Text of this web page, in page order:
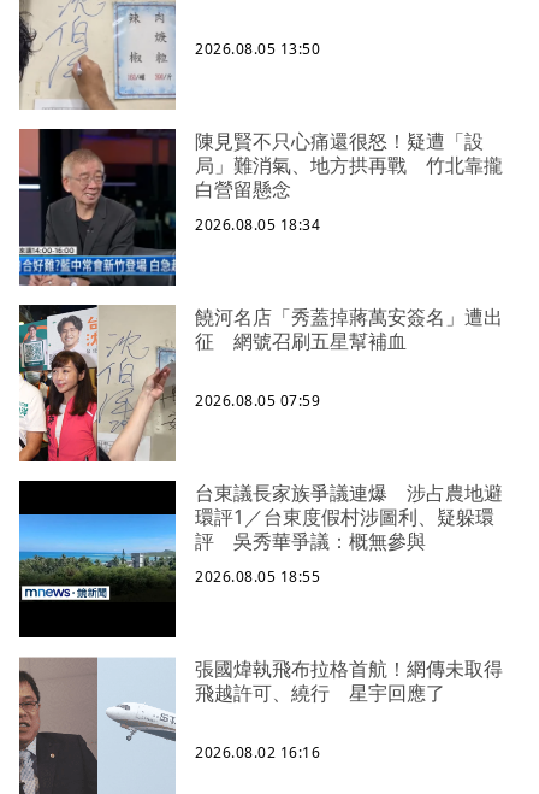
2026.08.05 13:50
陳見賢不只心痛還很怒！疑遭「設
局」難消氣、地方拱再戰 竹北靠攏
白營留懸念
2026.08.05 18:34
饒河名店「秀蓋掉蔣萬安簽名」遭出
征 網號召刷五星幫補血
2026.08.05 07:59
台東議長家族爭議連爆 涉占農地避
環評1／台東度假村涉圖利、疑躲環
評 吳秀華爭議：概無參與
2026.08.05 18:55
張國煒執飛布拉格首航！網傳未取得
飛越許可、繞行 星宇回應了
2026.08.02 16:16